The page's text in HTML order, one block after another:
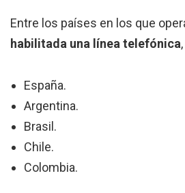
Entre los países en los que
habilitada una línea telefónica
España.
Argentina.
Brasil.
Chile.
Colombia.